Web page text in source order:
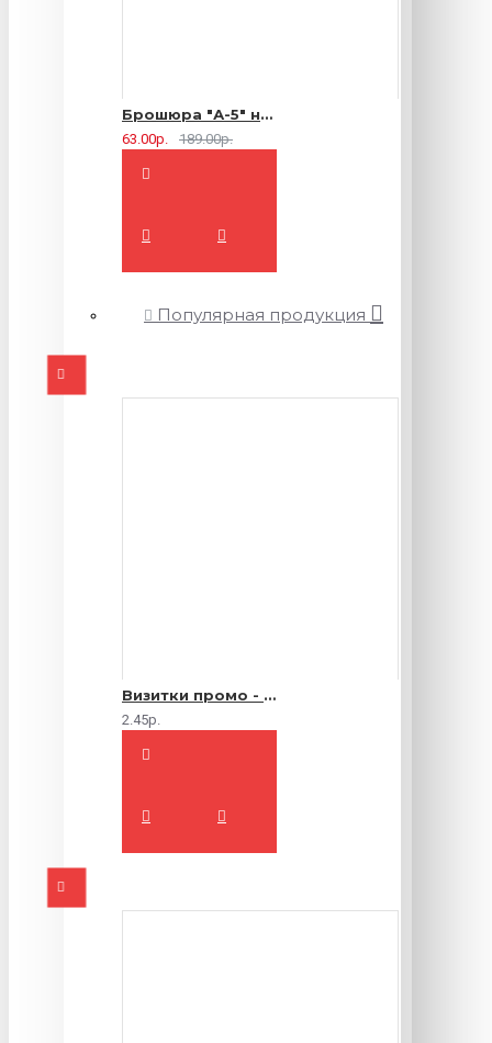
Брошюра "А-5" на 2 скрепки - 16 страниц
63.00р. 189.00р.
Популярная продукция
Визитки промо - 1000 шт.
2.45р.